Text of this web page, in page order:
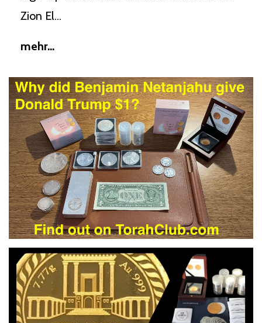
Zion El...
mehr...